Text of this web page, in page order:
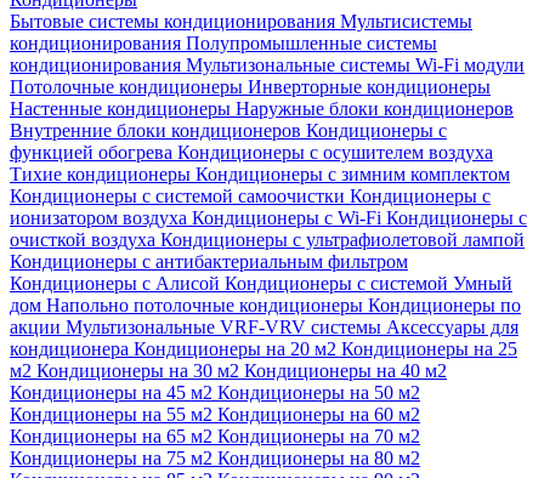
Бытовые системы кондиционирования Мультисистемы
кондиционирования Полупромышленные системы
кондиционирования Мультизональные системы Wi-Fi модули
Потолочные кондиционеры Инверторные кондиционеры
Настенные кондиционеры Наружные блоки кондиционеров
Внутренние блоки кондиционеров Кондиционеры с
функцией обогрева Кондиционеры с осушителем воздуха
Тихие кондиционеры Кондиционеры с зимним комплектом
Кондиционеры с системой самоочистки Кондиционеры с
ионизатором воздуха Кондиционеры с Wi-Fi Кондиционеры с
очисткой воздуха Кондиционеры с ультрафиолетовой лампой
Кондиционеры с антибактериальным фильтром
Кондиционеры с Алисой Кондиционеры с системой Умный
дом Напольно потолочные кондиционеры Кондиционеры по
акции Мультизональные VRF-VRV системы Аксессуары для
кондиционера Кондиционеры на 20 м2 Кондиционеры на 25
м2 Кондиционеры на 30 м2 Кондиционеры на 40 м2
Кондиционеры на 45 м2 Кондиционеры на 50 м2
Кондиционеры на 55 м2 Кондиционеры на 60 м2
Кондиционеры на 65 м2 Кондиционеры на 70 м2
Кондиционеры на 75 м2 Кондиционеры на 80 м2